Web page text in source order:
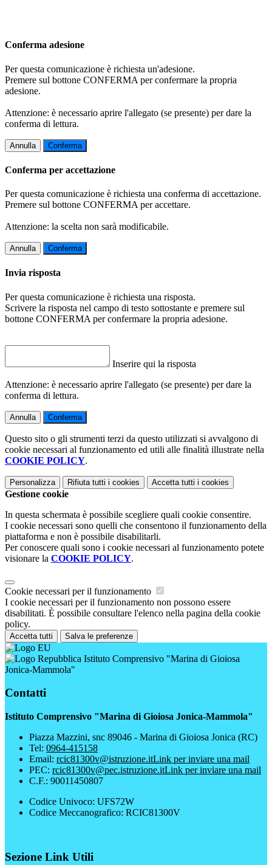
Conferma adesione
Per questa comunicazione è richiesta un'adesione.
Premere sul bottone CONFERMA per confermare la propria
adesione.
Attenzione: è necessario aprire l'allegato (se presente) per dare la
conferma di lettura.
Annulla Conferma
Conferma per accettazione
Per questa comunicazione è richiesta una conferma di accettazione.
Premere sul bottone CONFERMA per accettare.
Attenzione: la scelta non sarà modificabile.
Annulla Conferma
Invia risposta
Per questa comunicazione è richiesta una risposta.
Scrivere la risposta nel campo di testo sottostante e premere sul
bottone CONFERMA per confermare la propria adesione.
Inserire qui la risposta
Attenzione: è necessario aprire l'allegato (se presente) per dare la
conferma di lettura.
Annulla Conferma
Questo sito o gli strumenti terzi da questo utilizzati si avvalgono di
cookie necessari al funzionamento ed utili alle finalità illustrate nella
COOKIE POLICY.
Personalizza Rifiuta tutti i cookies Accetta tutti i cookies
Gestione cookie
In questa schermata è possibile scegliere quali cookie consentire.
I cookie necessari sono quelli che consentono il funzionamento della
piattaforma e non è possibile disabilitarli.
Per conoscere quali sono i cookie necessari al funzionamento potete
visionare la COOKIE POLICY.
Cookie necessari per il funzionamento
I cookie necessari per il funzionamento non possono essere
disabilitati. È possibile consultare l'elenco nella pagina della cookie
policy.
Accetta tutti Salva le preferenze
Istituto Comprensivo "Marina di Gioiosa
Jonica-Mammola"
Contatti
Istituto Comprensivo "Marina di Gioiosa Jonica-Mammola"
Piazza Mazzini, snc 89046 - Marina di Gioiosa Jonica (RC)
Tel: 0964-415158
Email: rcic81300v@istruzione.itLink per inviare una mail
PEC: rcic81300v@pec.istruzione.itLink per inviare una mail
C.F.: 90011450807
Codice Univoco: UFS72W
Codice Meccanografico: RCIC81300V
Sezione Link Utili